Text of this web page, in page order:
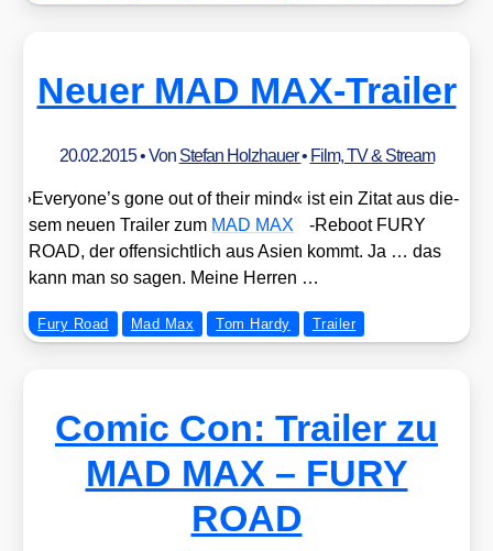
Neuer MAD MAX-Trailer
20.02.2015• Von Stefan Holzhauer• Film, TV & Stream
»Everyone’s gone out of their mind« ist ein Zitat aus die­
sem neu­en Trai­ler zum MAD MAX
-Reboot FURY
ROAD, der offen­sicht­lich aus Asi­en kommt. Ja … das
kann man so sagen. Mei­ne Her­ren …
Fury Road Mad Max Tom Hardy Trailer
Comic Con: Trailer zu
MAD MAX – FURY
ROAD